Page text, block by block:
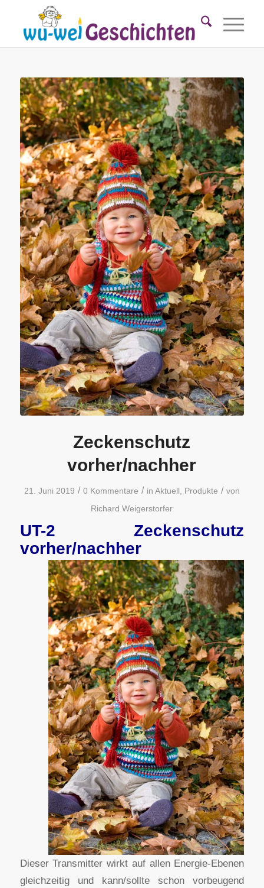
Zeckenschutz
vorher/nachher
21. Juni 2019 / 0 Kommentare / in Aktuell Produkte / von
Richard Weigerstorfer
UT-2 Zeckenschutz
vorher/nachher
Dieser Transmitter wirkt auf allen Energie-Ebenen
gleichzeitig und kann/sollte schon vorbeugend